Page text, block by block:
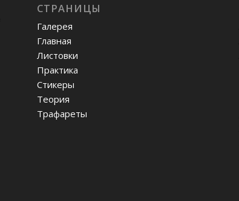
СТРАНИЦЫ
Галерея
Главная
Листовки
Практика
Стикеры
Теория
Трафареты